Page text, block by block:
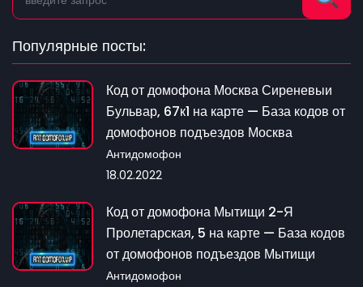
Популярные посты:
Код от домофона Москва Сиреневыи
Бульвар, 67к1 на карте — База кодов от
домофонов подъездов Москва
Антидомофон
18.02.2022
Код от домофона Мытищи 2-Я
Пролетарская, 5 на карте — База кодов
от домофонов подъездов Мытищи
Антидомофон